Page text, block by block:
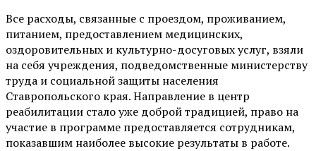
Все расходы, связанные с проездом, проживанием,
питанием, предоставлением медицинских,
оздоровительных и культурно-досуговых услуг, взяли
на себя учреждения, подведомственные министерству
труда и социальной защиты населения
Ставропольского края. Направление в центр
реабилитации стало уже доброй традицией, право на
участие в программе предоставляется сотрудникам,
показавшим наиболее высокие результаты в работе.